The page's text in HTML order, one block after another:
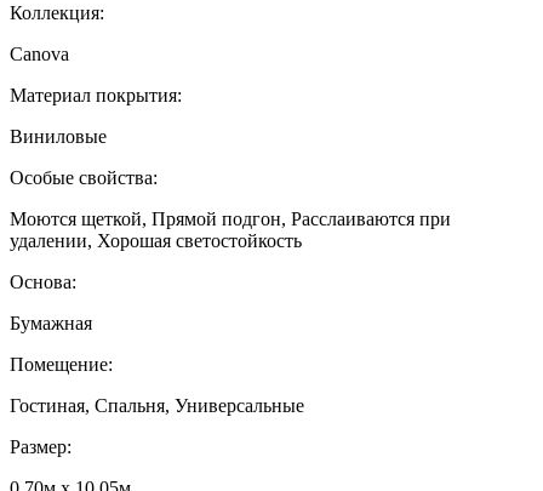
Коллекция:
Canova
Материал покрытия:
Виниловые
Особые свойства:
Моются щеткой, Прямой подгон, Расслаиваются при
удалении, Хорошая светостойкость
Основа:
Бумажная
Помещение:
Гостиная, Спальня, Универсальные
Размер: